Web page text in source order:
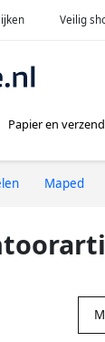
Veilig
Papier en
Maped